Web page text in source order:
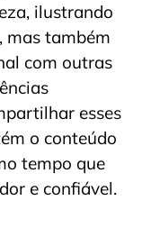
ilustrando
mas também
com outras
esses
o conteúdo
tempo que
e confiável.